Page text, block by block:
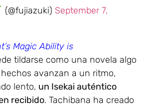
(@fujiazuki) September 7,
Magic Ability is
tildarse como una novela algo
avanzan a un ritmo,
lento, un Isekai auténtico
recibido. Tachibana ha creado